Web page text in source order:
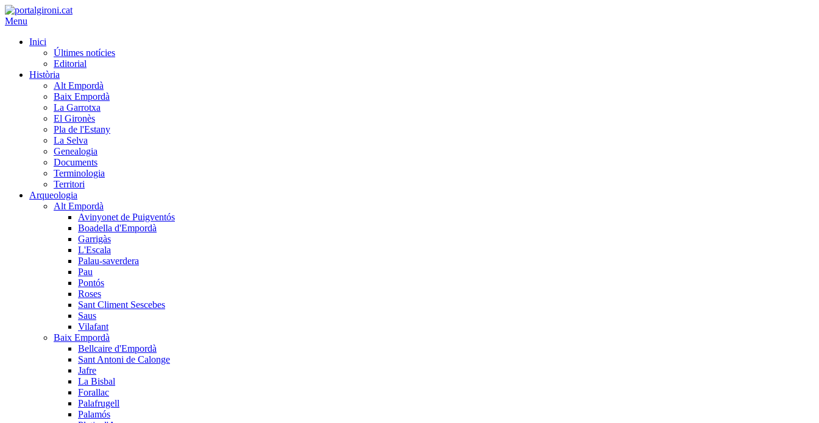
Menu
Inici
Últimes notícies
Editorial
Història
Alt Empordà
Baix Empordà
La Garrotxa
El Gironès
Pla de l'Estany
La Selva
Genealogia
Documents
Terminologia
Territori
Arqueologia
Alt Empordà
Avinyonet de Puigventós
Boadella d'Empordà
Garrigàs
L'Escala
Palau-saverdera
Pau
Pontós
Roses
Sant Climent Sescebes
Saus
Vilafant
Baix Empordà
Bellcaire d'Empordà
Sant Antoni de Calonge
Jafre
La Bisbal
Forallac
Palafrugell
Palamós